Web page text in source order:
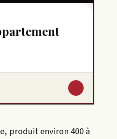
produit environ 400 à